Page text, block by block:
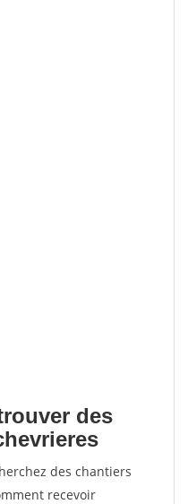
des
des chantiers
recevoir